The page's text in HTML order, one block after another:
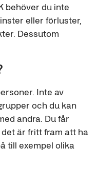
behöver du inte
eller förluster,
Dessutom
Inte av
och du kan
andra. Du får
är fritt fram att ha
till exempel olika